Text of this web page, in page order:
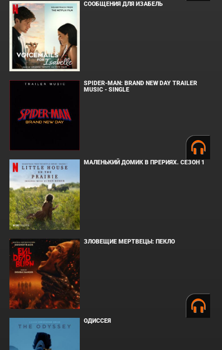
СООБЩЕНИЯ ДЛЯ ИЗАБЕЛЬ
SPIDER-MAN: BRAND NEW DAY TRAILER
MUSIC - SINGLE
МАЛЕНЬКИЙ ДОМИК В ПРЕРИЯХ. СЕЗОН 1
ЗЛОВЕЩИЕ МЕРТВЕЦЫ: ПЕКЛО
ОДИССЕЯ